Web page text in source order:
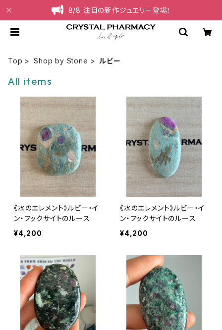
8/8 注目の新作ジュエリー登場！
Top Shop by Stone ルビー
All items
《水のエレメント》ルビー・イ
ン・フックサイトのルース
¥4,200
《水のエレメント》ルビー・イ
ン・フックサイトのルース
¥4,200